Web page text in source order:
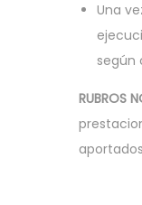
Una
según
RUBROS